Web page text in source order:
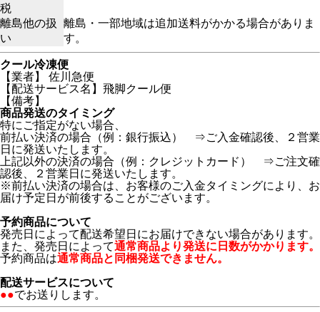
税
離島他の扱
い
離島・一部地域は追加送料がかかる場合がありま
す。
クール冷凍便
【業者】 佐川急便
【配送サービス名】飛脚クール便
【備考】
商品発送のタイミング
特にご指定がない場合、
前払い決済の場合（例：銀行振込） ⇒ご入金確認後、２営業
日に発送いたします。
上記以外の決済の場合（例：クレジットカード） ⇒ご注文確
認後、２営業日に発送いたします。
※前払い決済の場合は、お客様のご入金タイミングにより、お
届け予定日が前後することがございます。
予約商品について
発売日によって配送希望日にお届けできない場合があります。
また、発売日によって通常商品より発送に日数がかかります。
予約商品は通常商品と同梱発送できません。
配送サービスについて
●●でお送りします。